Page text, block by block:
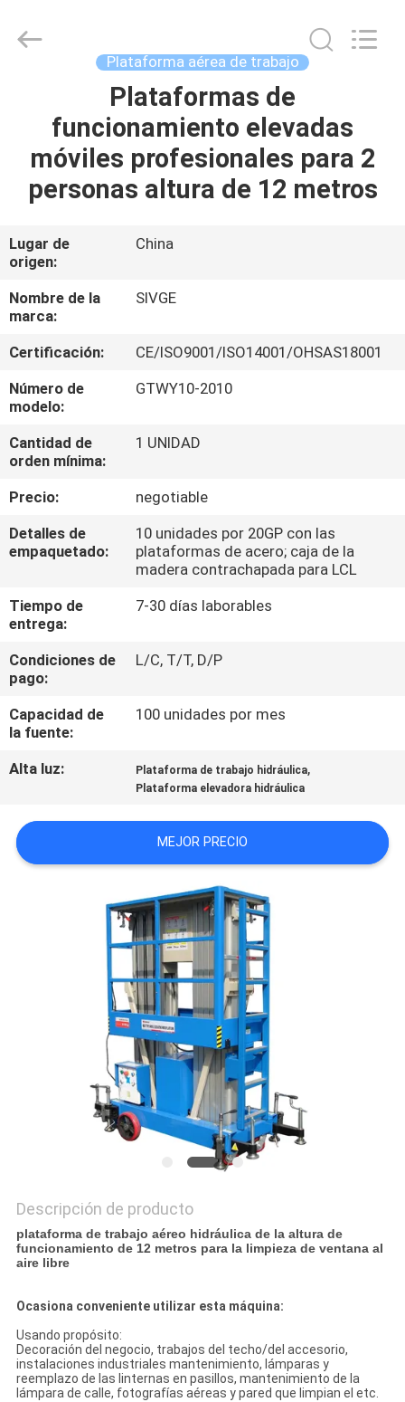
PRODUCTOS
VIDEOS
SOBRE
NOSOTROS
VIAJE
DE
LA
FÁBRICA
CONTROL
DE
CALIDAD
ÉNTRENOS
EN
CONTACTO
CON
PIDA
CITA
MACHINERY
Plataforma aérea de trabajo
Plataformas de
funcionamiento elevadas
móviles profesionales para 2
personas altura de 12 metros
Lugar de
origen:
China
Nombre de la
marca:
SIVGE
Certificación:
CE/ISO9001/ISO14001/OHSAS18001
Número de
modelo:
GTWY10-2010
Cantidad de
orden mínima:
1 UNIDAD
Precio:
negotiable
Detalles de
empaquetado:
10 unidades por 20GP con las
plataformas de acero; caja de la
madera contrachapada para LCL
Tiempo de
entrega:
7-30 días laborables
Condiciones de
pago:
L/C, T/T, D/P
Capacidad de
la fuente:
100 unidades por mes
Alta luz: Plataforma de trabajo hidráulica,
Plataforma elevadora hidráulica
MEJOR PRECIO
Descripción de producto
plataforma de trabajo aéreo hidráulica de la altura de
funcionamiento de 12 metros para la limpieza de ventana al
aire libre
Ocasiona conveniente utilizar esta máquina:
Usando propósito:
Decoración del negocio, trabajos del techo/del accesorio,
instalaciones industriales mantenimiento, lámparas y
reemplazo de las linternas en pasillos, mantenimiento de la
lámpara de calle, fotografías aéreas y pared que limpian el etc.